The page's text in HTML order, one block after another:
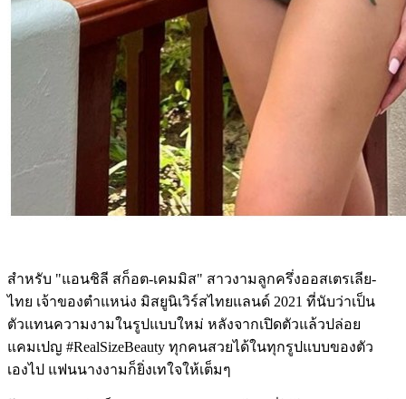
สำหรับ "แอนชิลี สก็อต-เคมมิส" สาวงามลูกครึ่งออสเตรเลีย-
ไทย เจ้าของตำแหน่ง มิสยูนิเวิร์สไทยแลนด์ 2021 ที่นับว่าเป็น
ตัวแทนความงามในรูปแบบใหม่ หลังจากเปิดตัวแล้วปล่อย
แคมเปญ #RealSizeBeauty ทุกคนสวยได้ในทุกรูปแบบของตัว
เองไป แฟนนางงามก็ยิ่งเทใจให้เต็มๆ